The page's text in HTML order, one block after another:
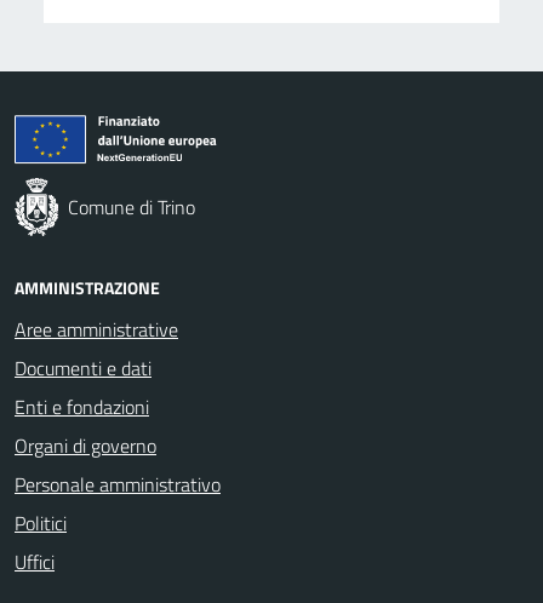
Comune di Trino
AMMINISTRAZIONE
Aree amministrative
Documenti e dati
Enti e fondazioni
Organi di governo
Personale amministrativo
Politici
Uffici